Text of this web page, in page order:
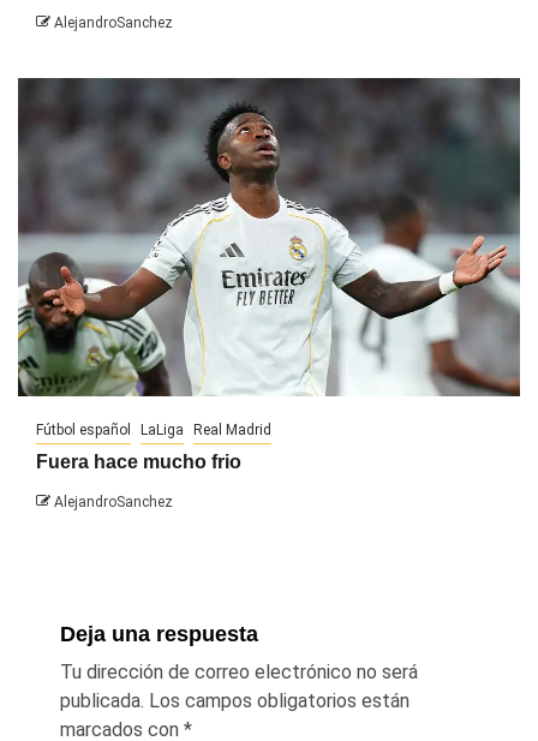
AlejandroSanchez
Fútbol español LaLiga Real Madrid
Fuera hace mucho frio
AlejandroSanchez
Deja una respuesta
Tu dirección de correo electrónico no será
publicada. Los campos obligatorios están
marcados con *